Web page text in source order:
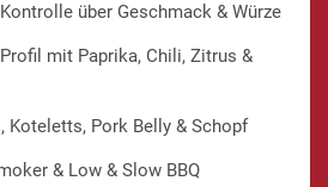
über Geschmack & Würze
mit Paprika, Chili, Zitrus &
Koteletts, Pork Belly & Schopf
& Low & Slow BBQ